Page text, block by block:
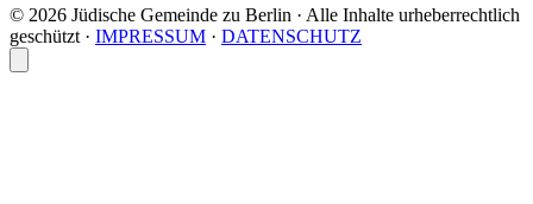
© 2026 Jüdische Gemeinde zu Berlin · Alle Inhalte urheberrechtlich
geschützt · IMPRESSUM · DATENSCHUTZ